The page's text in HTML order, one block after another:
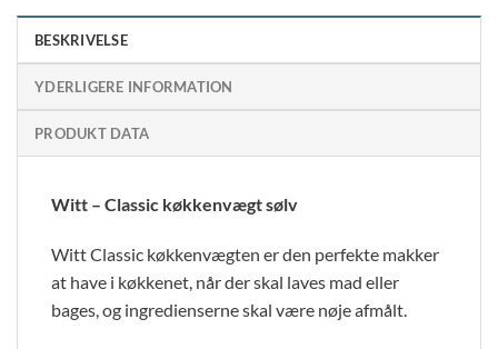
BESKRIVELSE
YDERLIGERE INFORMATION
PRODUKT DATA
Witt – Classic køkkenvægt sølv
Witt Classic køkkenvægten er den perfekte makker
at have i køkkenet, når der skal laves mad eller
bages, og ingredienserne skal være nøje afmålt.